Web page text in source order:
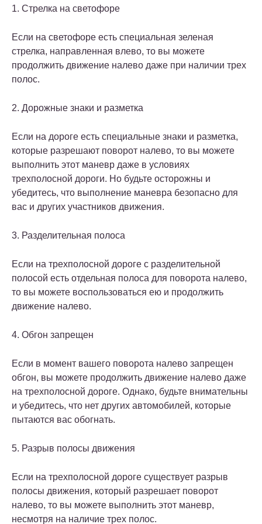
1. Стрелка на светофоре
Если на светофоре есть специальная зеленая
стрелка, направленная влево, то вы можете
продолжить движение налево даже при наличии трех
полос.
2. Дорожные знаки и разметка
Если на дороге есть специальные знаки и разметка,
которые разрешают поворот налево, то вы можете
выполнить этот маневр даже в условиях
трехполосной дороги. Но будьте осторожны и
убедитесь, что выполнение маневра безопасно для
вас и других участников движения.
3. Разделительная полоса
Если на трехполосной дороге с разделительной
полосой есть отдельная полоса для поворота налево,
то вы можете воспользоваться ею и продолжить
движение налево.
4. Обгон запрещен
Если в момент вашего поворота налево запрещен
обгон, вы можете продолжить движение налево даже
на трехполосной дороге. Однако, будьте внимательны
и убедитесь, что нет других автомобилей, которые
пытаются вас обогнать.
5. Разрыв полосы движения
Если на трехполосной дороге существует разрыв
полосы движения, который разрешает поворот
налево, то вы можете выполнить этот маневр,
несмотря на наличие трех полос.